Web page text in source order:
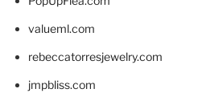
valueml.com
rebeccatorresjewelry.com
jmpbliss.com